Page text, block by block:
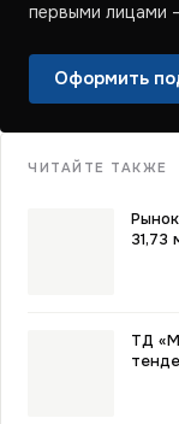
первыми лицами
Оформить
ЧИТАЙТЕ ТАКЖЕ
ТД